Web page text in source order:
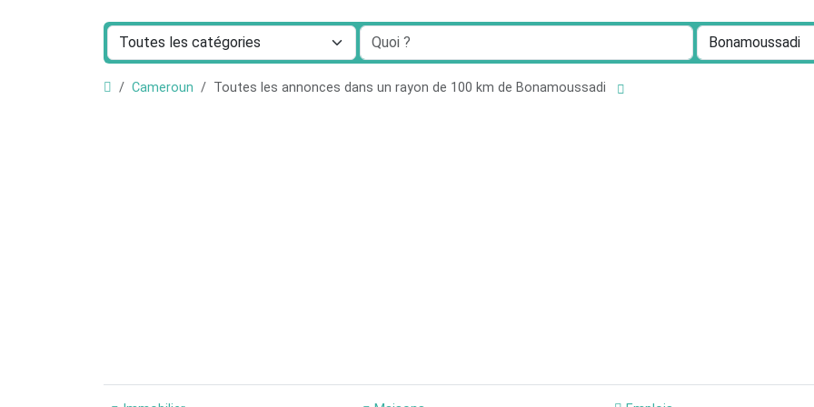
Cameroun Toutes les annonces dans un rayon de 100 km de Bonamoussadi